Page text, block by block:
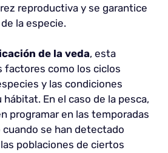
reproductiva y se garantice
la especie.
de la veda, esta
factores como los ciclos
y las condiciones
En el caso de la pesca,
programar en las temporadas
se han detectado
poblaciones de ciertos